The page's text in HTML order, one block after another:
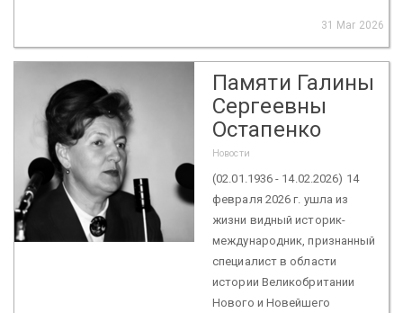
31 Mar 2026
Памяти Галины
Сергеевны
Остапенко
Новости
(02.01.1936 - 14.02.2026) 14
февраля 2026 г. ушла из
жизни видный историк-
международник, признанный
специалист в области
истории Великобритании
Нового и Новейшего